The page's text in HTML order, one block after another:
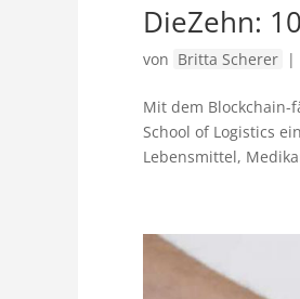
DieZehn:
von Britta Scherer |
Mit dem Blockchain-
School of Logistics
Lebensmittel,